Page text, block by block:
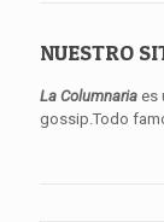
NUESTRO
La Columnaria es
gossip.Todo